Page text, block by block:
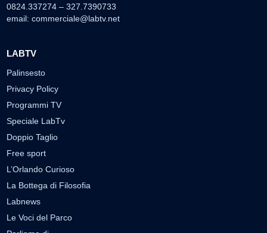
0824.337274 – 327.7390733
email: commerciale@labtv.net
LABTV
Palinsesto
Privacy Policy
Programmi TV
Speciale LabTv
Doppio Taglio
Free sport
L’Orlando Curioso
La Bottega di Filosofia
Labnews
Le Voci del Parco